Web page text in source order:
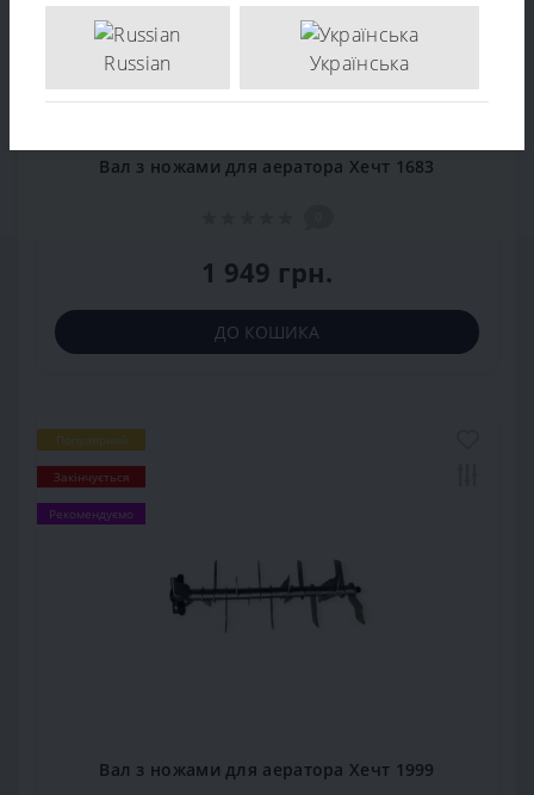
Вал з ножами для аератора Хечт 1683
1 949 грн.
ДО КОШИКА
Популярний
Закінчується
Рекомендуємо
Вал з ножами для аератора Хечт 1999
Russian Українська